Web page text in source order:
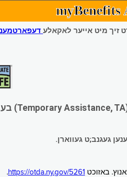
myBenefits
זיך מיט אייער לאקאלע
https://otda.ny.gov/5261
.